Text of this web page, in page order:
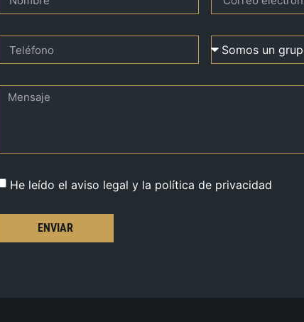
He leído el aviso legal y la política de privacidad
ENVIAR